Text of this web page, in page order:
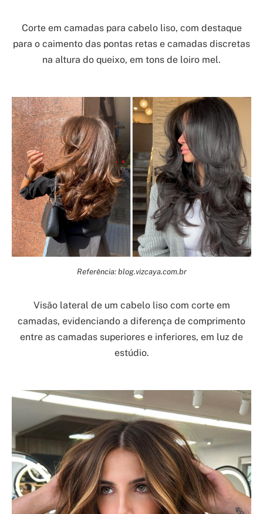
Corte em camadas para cabelo liso, com destaque
para o caimento das pontas retas e camadas discretas
na altura do queixo, em tons de loiro mel.
Referência: blog.vizcaya.com.br
Visão lateral de um cabelo liso com corte em
camadas, evidenciando a diferença de comprimento
entre as camadas superiores e inferiores, em luz de
estúdio.